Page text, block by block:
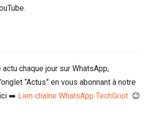
actu chaque jour sur WhatsApp,
“Actus” en vous abonnant à notre
ici ➡️ Lien chaîne WhatsApp TechGriot 😉